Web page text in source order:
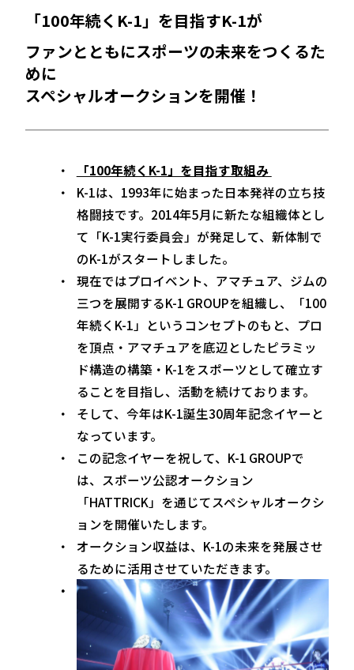
「100年続くK-1」を目指すK-1が
ファンとともにスポーツの未来をつくるた
めに
スペシャルオークションを開催！
「100年続くK-1」を目指す取組み
K-1は、1993年に始まった日本発祥の立ち技
格闘技です。2014年5月に新たな組織体とし
て「K-1実行委員会」が発足して、新体制で
のK-1がスタートしました。
現在ではプロイベント、アマチュア、ジムの
三つを展開するK-1 GROUPを組織し、「100
年続くK-1」というコンセプトのもと、プロ
を頂点・アマチュアを底辺としたピラミッ
ド構造の構築・K-1をスポーツとして確立す
ることを目指し、活動を続けております。
そして、今年はK-1誕生30周年記念イヤーと
なっています。
この記念イヤーを祝して、K-1 GROUPで
は、スポーツ公認オークション
「HATTRICK」を通じてスペシャルオークシ
ョンを開催いたします。
オークション収益は、K-1の未来を発展させ
るために活用させていただきます。